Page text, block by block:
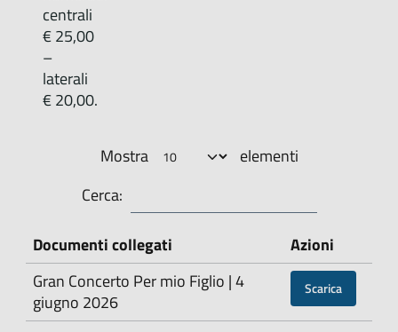
centrali
€ 25,00
–
laterali
€ 20,00.
Mostra
elementi
Cerca:
Documenti collegati
Azioni
Gran Concerto Per mio Figlio | 4
giugno 2026
Scarica